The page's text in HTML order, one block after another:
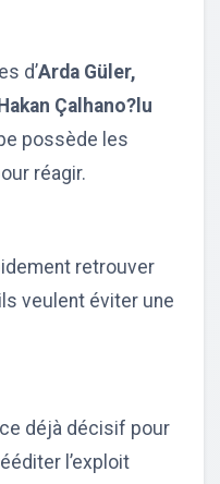
d’Arda Güler,
Hakan Çalhano?lu
possède les
réagir.
retrouver
veulent éviter une
déjà décisif pour
l’exploit